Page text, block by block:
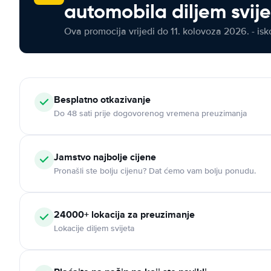
automobila diljem
Ova promocija vrijedi do 11. kolovoza 2026. -
Besplatno otkazivanje
Do 48 sati prije dogovorenog vremena preuzimanja
Jamstvo najbolje cijene
Pronašli ste bolju cijenu? Dat ćemo vam bolju ponudu.
24000+ lokacija za preuzimanje
Lokacije diljem svijeta